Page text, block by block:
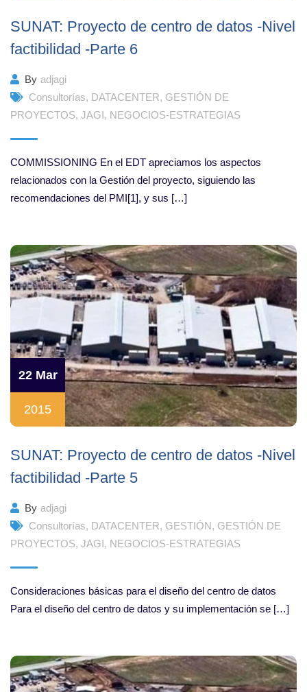
SUNAT: Proyecto de centro de datos -Nivel
factibilidad -Parte 6
By adjagi
Consultorías, DATACENTER, GESTIÓN DE
PROYECTOS, JAGI, NEGOCIOS-ESTRATEGIAS
COMMISSIONING En el EDT apreciamos los aspectos
relacionados con la Gestión del proyecto, siguiendo las
recomendaciones del PMI[1], y sus […]
22 Mar
2015
SUNAT: Proyecto de centro de datos -Nivel
factibilidad -Parte 5
By adjagi
Consultorías, DATACENTER, GESTIÓN, GESTIÓN DE
PROYECTOS, JAGI, NEGOCIOS-ESTRATEGIAS
Consideraciones básicas para el diseño del centro de datos
Para el diseño del centro de datos y su implementación se […]